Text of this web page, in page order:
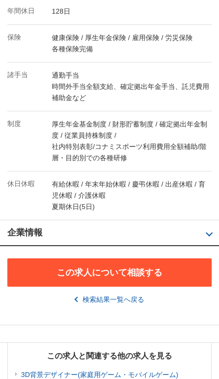
年間休日 128日
保険
健康保険 / 厚生年金保険 / 雇用保険 / 労災保険
各種保険完備
諸手当
通勤手当
時間外手当全額支給、確定拠出年金手当、託児費用
補助金など
制度
厚生年金基金制度 / 財形貯蓄制度 / 確定拠出年金制
度 / 従業員持株制度 /
社内特別表彰/コナミスポーツ利用費用全額補助/階
層・目的別での各種研修
休日休暇
有給休暇 / 年末年始休暇 / 慶弔休暇 / 出産休暇 / 育
児休暇 / 介護休暇
夏期休日(5日)
企業情報
この求人について相談する
検索結果一覧へ戻る
この求人と関連する他の求人を見る
3D背景デザイナー(家庭用ゲーム・モバイルゲーム)